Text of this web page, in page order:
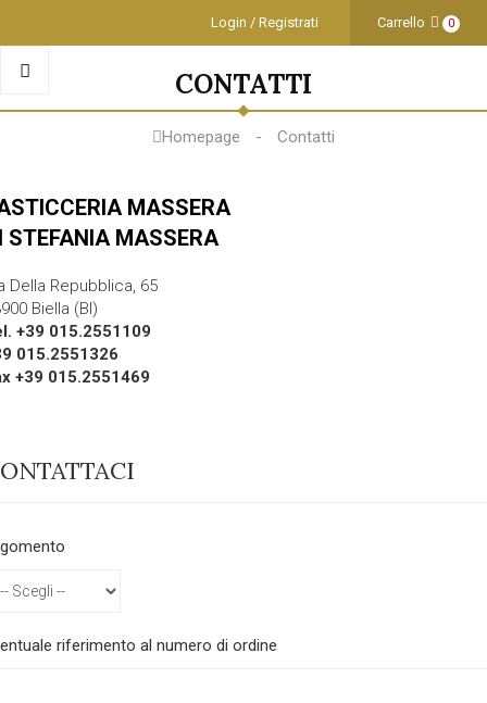
Login / Registrati Carrello 0
CONTATTI
Homepage Contatti
MASSERA
STEFANIA MASSERA
Della Repubblica, 65
Biella (BI)
+39 015.2551109
015.2551326
+39 015.2551469
riferimento al numero di ordine